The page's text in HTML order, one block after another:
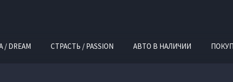
/ DREAM СТРАСТЬ / PASSION АВТО В НАЛИЧИИ